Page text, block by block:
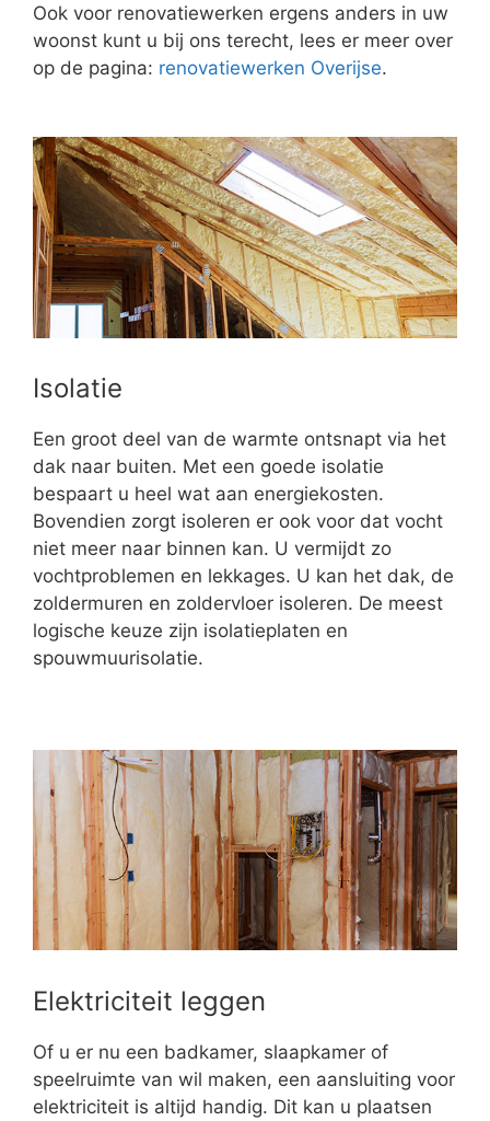
Ook voor renovatiewerken ergens anders in uw
woonst kunt u bij ons terecht, lees er meer over
op de pagina: renovatiewerken Overijse.
Isolatie
Een groot deel van de warmte ontsnapt via het
dak naar buiten. Met een goede isolatie
bespaart u heel wat aan energiekosten.
Bovendien zorgt isoleren er ook voor dat vocht
niet meer naar binnen kan. U vermijdt zo
vochtproblemen en lekkages. U kan het dak, de
zoldermuren en zoldervloer isoleren. De meest
logische keuze zijn isolatieplaten en
spouwmuurisolatie.
Elektriciteit leggen
Of u er nu een badkamer, slaapkamer of
speelruimte van wil maken, een aansluiting voor
elektriciteit is altijd handig. Dit kan u plaatsen